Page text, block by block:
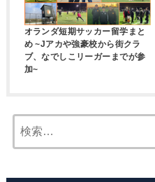
オランダ短期サッカー留学まと
め ~Jアカや強豪校から街クラ
ブ、なでしこリーガーまでが参
加~